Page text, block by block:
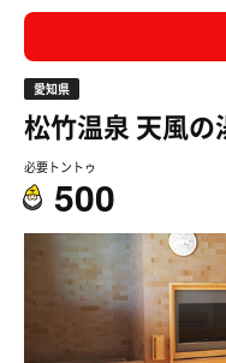
愛知県
松竹温泉 天風の
必要トントゥ
500